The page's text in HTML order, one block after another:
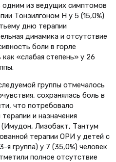
одним из ведущих симптомов
Тонзилгоном Н у 5 (15,0%)
дню терапии
динамика и отсутствие
боли в горле
«слабая степень» у 26
группы отмечалось
сохранялась боль в
что потребовало
и назначения
(Имудон, Лизобакт, Тантум
терапии ОРИ у детей с
я группа) у 7 (35,0%) человек
полное отсутствие